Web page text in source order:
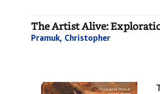
The Artist Alive:
Pramuk, Christopher